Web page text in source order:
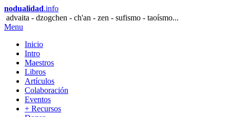
nodualidad.info
advaita - dzogchen - ch'an - zen - sufismo - taoísmo...
Menu
Inicio
Intro
Maestros
Libros
Artículos
Colaboración
Eventos
+ Recursos